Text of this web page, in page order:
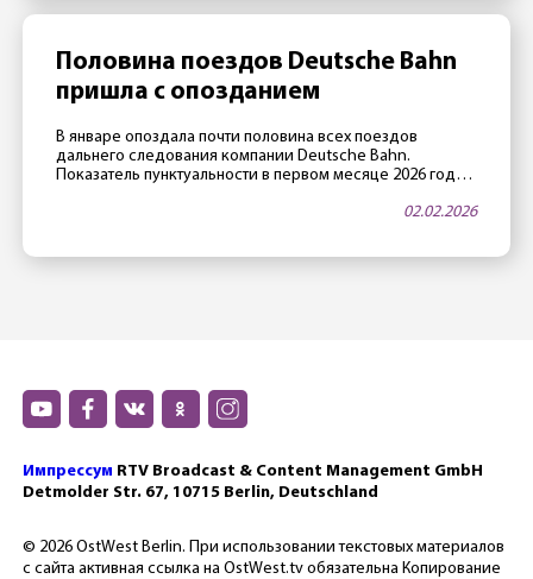
зарегистрироваться на антикризисном портале ELEFAND
Половина поездов Deutsche Bahn
пришла с опозданием
В январе опоздала почти половина всех поездов
дальнего следования компании Deutsche Bahn.
Показатель пунктуальности в первом месяце 2026 года
При этом в DB «пунктуальным» считается поезд, который
02.02.2026
Импрессум RTV Broadcast & Content Management GmbH
Detmolder Str. 67, 10715 Berlin, Deutschland
© 2026 OstWest Berlin. При использовании текстовых материалов
с сайта активная ссылка на OstWest.tv обязательна Копирование